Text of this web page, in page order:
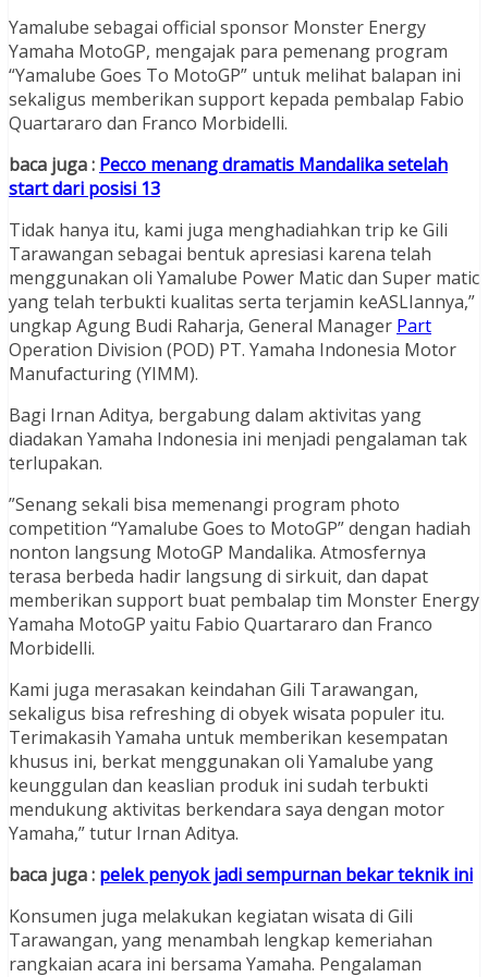
Yamalube sebagai official sponsor Monster Energy
Yamaha MotoGP, mengajak para pemenang program
“Yamalube Goes To MotoGP” untuk melihat balapan ini
sekaligus memberikan support kepada pembalap Fabio
Quartararo dan Franco Morbidelli.
baca juga : Pecco menang dramatis Mandalika setelah
start dari posisi 13
Tidak hanya itu, kami juga menghadiahkan trip ke Gili
Tarawangan sebagai bentuk apresiasi karena telah
menggunakan oli Yamalube Power Matic dan Super matic
yang telah terbukti kualitas serta terjamin keASLIannya,”
ungkap Agung Budi Raharja, General Manager Part
Operation Division (POD) PT. Yamaha Indonesia Motor
Manufacturing (YIMM).
Bagi Irnan Aditya, bergabung dalam aktivitas yang
diadakan Yamaha Indonesia ini menjadi pengalaman tak
terlupakan.
”Senang sekali bisa memenangi program photo
competition “Yamalube Goes to MotoGP” dengan hadiah
nonton langsung MotoGP Mandalika. Atmosfernya
terasa berbeda hadir langsung di sirkuit, dan dapat
memberikan support buat pembalap tim Monster Energy
Yamaha MotoGP yaitu Fabio Quartararo dan Franco
Morbidelli.
Kami juga merasakan keindahan Gili Tarawangan,
sekaligus bisa refreshing di obyek wisata populer itu.
Terimakasih Yamaha untuk memberikan kesempatan
khusus ini, berkat menggunakan oli Yamalube yang
keunggulan dan keaslian produk ini sudah terbukti
mendukung aktivitas berkendara saya dengan motor
Yamaha,” tutur Irnan Aditya.
baca juga : pelek penyok jadi sempurnan bekar teknik ini
Konsumen juga melakukan kegiatan wisata di Gili
Tarawangan, yang menambah lengkap kemeriahan
rangkaian acara ini bersama Yamaha. Pengalaman